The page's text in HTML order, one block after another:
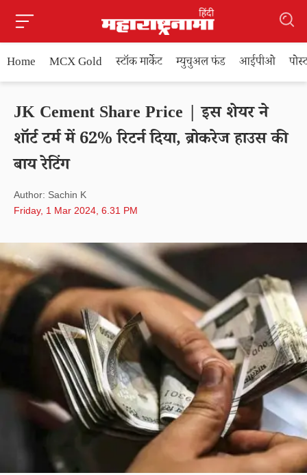
Home MCX Gold स्टॉक मार्केट म्युचुअल फंड आईपीओ
JK Cement Share Price | इस शेयर ने
शॉर्ट टर्म में 62% रिटर्न दिया, ब्रोकरेज हाउस की
बाय रेटिंग
Author: Sachin K
Friday, 1 Mar 2024, 6.31 PM